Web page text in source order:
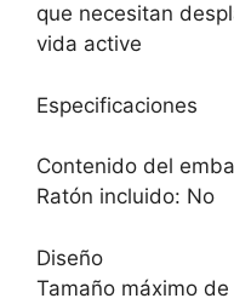
que necesitan
vida active
Especificaciones
Contenido del
Ratón incluido: No
Diseño
Tamaño máximo